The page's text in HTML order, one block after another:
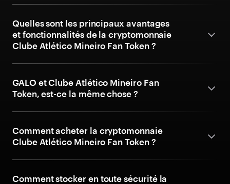
Quelles sont les principaux avantages
et fonctionnalités de la cryptomonnaie
Clube Atlético Mineiro Fan Token ?
GALO et Clube Atlético Mineiro Fan
Token, est-ce la même chose ?
Comment acheter la cryptomonnaie
Clube Atlético Mineiro Fan Token ?
Comment stocker en toute sécurité la